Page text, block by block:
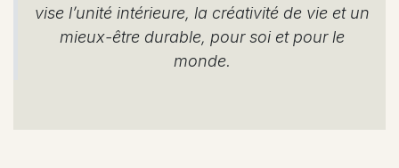
vise l’unité intérieure, la créativité de vie et un
mieux-être durable, pour soi et pour le
monde.